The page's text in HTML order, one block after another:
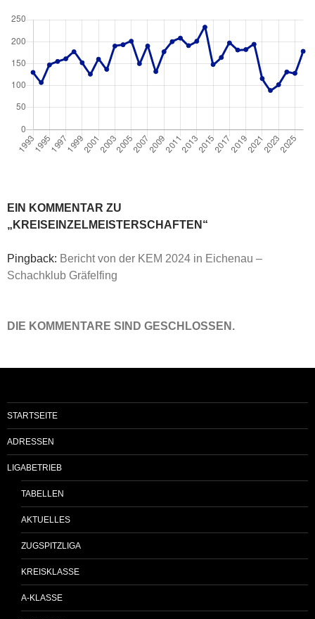
EIN KOMMENTAR ZU
„KREISEINZELMEISTERSCHAFTEN“
Pingback: Bericht von der KEM 2024 in Eichenau –
Schachklub Gräfelfing
DIE KOMMENTARE SIND GESCHLOSSEN.
STARTSEITE
ADRESSEN
LIGABETRIEB
TABELLEN
AKTUELLES
ZUGSPITZLIGA
KREISKLASSE
A-KLASSE